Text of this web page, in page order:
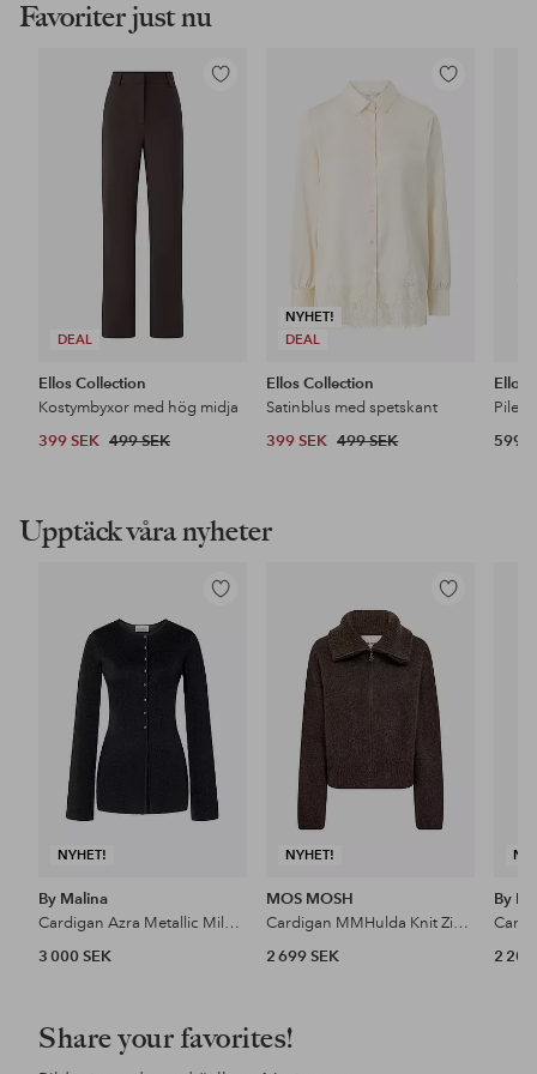
Favoriter just nu
DEAL
Lägg
Ellos Collection
Kostymbyxor med hög midja
399 SEK 499 SEK
NYHET!
DEAL
Lägg
i
Ellos Collection
Satinblus med spetskant
399 SEK 499 SEK
Ellos
599
Upptäck våra nyheter
NYHET!
Lägg
favoriter
By Malina
Cardigan Azra Metallic Milano Knitted Cardigan
3 000 SEK
NYHET!
Lägg
favoriter
MOS MOSH
Cardigan MMHulda Knit Zip Cardigan
2 699 SEK
By
2 200
Share your favorites!